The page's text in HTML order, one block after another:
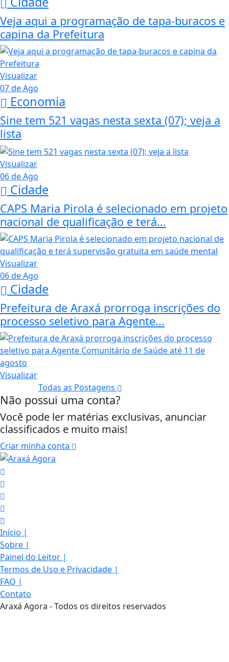
Veja aqui a programação de tapa-buracos e
capina da Prefeitura
Visualizar
07 de Ago
Economia
Sine tem 521 vagas nesta sexta (07); veja a
lista
Visualizar
06 de Ago
Cidade
CAPS Maria Pirola é selecionado em projeto
nacional de qualificação e terá...
Visualizar
06 de Ago
Cidade
Prefeitura de Araxá prorroga inscrições do
processo seletivo para Agente...
Visualizar
Todas as Postagens
Não possui uma conta?
Você pode ler matérias exclusivas, anunciar
classificados e muito mais!
Criar minha conta
Início |
Sobre |
Painel do Leitor |
Termos de Uso e Privacidade |
FAQ |
Contato
Araxá Agora - Todos os direitos reservados
Termos de Uso e Privacidade
Esse site utiliza cookies para melhorar sua
experiência de navegação. Ao continuar o acesso,